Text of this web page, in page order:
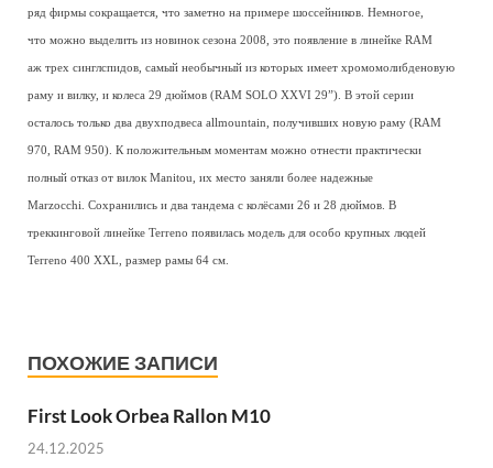
ряд фирмы сокращается, что заметно на примере шоссейников. Немногое,
что можно выделить из новинок сезона 2008, это появление в линейке RAM
аж трех синглспидов, самый необычный из которых имеет хромомолибденовую
раму и вилку, и колеса 29 дюймов (RAM SOLO XXVI 29”). В этой серии
осталось только два двухподвеса allmountain, получивших новую раму (RAM
970, RAM 950). К положительным моментам можно отнести практически
полный отказ от вилок Manitou, их место заняли более надежные
Marzocchi. Сохранились и два тандема с колёсами 26 и 28 дюймов. В
треккинговой линейке Terreno появилась модель для особо крупных людей
Terreno 400 XXL, размер рамы 64 см.
ПОХОЖИЕ ЗАПИСИ
First Look Orbea Rallon M10
24.12.2025